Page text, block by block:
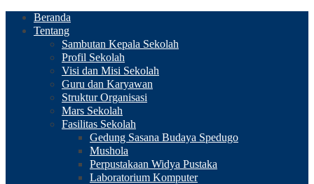
Beranda
Tentang
Sambutan Kepala Sekolah
Profil Sekolah
Visi dan Misi Sekolah
Guru dan Karyawan
Struktur Organisasi
Mars Sekolah
Fasilitas Sekolah
Gedung Sasana Budaya Spedugo
Mushola
Perpustakaan Widya Pustaka
Laboratorium Komputer